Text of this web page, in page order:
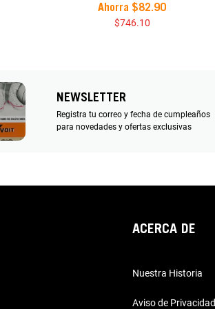
Ahorra $82.90
$746.10
NEWSLETTER
Registra tu correo y fecha de cumpleaños
para novedades y ofertas exclusivas
ACERCA DE
Nuestra Historia
Aviso de Privacidad